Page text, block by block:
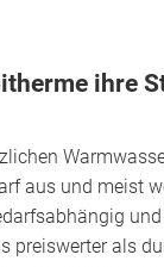
ihre
aus und meist
preiswerter als